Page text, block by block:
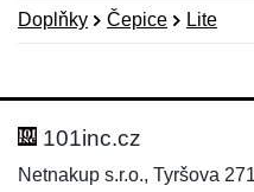
Doplňky Čepice Lite
Hodnocení:
Jméno:
101inc.cz
Netnakup s.r.o., Tyršova